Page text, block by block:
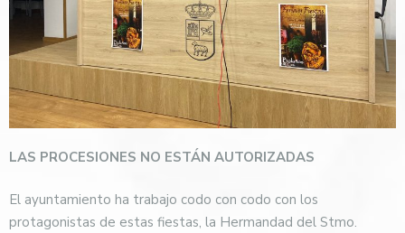
LAS PROCESIONES NO ESTÁN AUTORIZADAS
El ayuntamiento ha trabajo codo con codo con los
protagonistas de estas fiestas, la Hermandad del Stmo.